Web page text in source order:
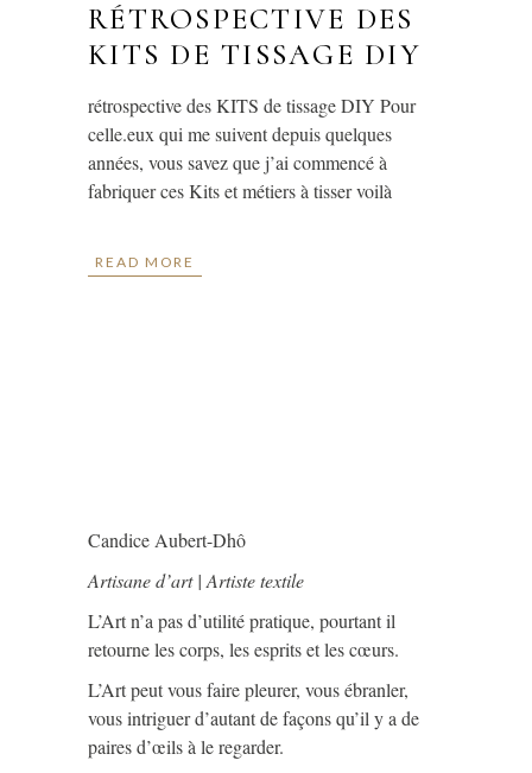
RÉTROSPECTIVE DES
KITS DE TISSAGE DIY
rétrospective des KITS de tissage DIY Pour
celle.eux qui me suivent depuis quelques
années, vous savez que j’ai commencé à
fabriquer ces Kits et métiers à tisser voilà
READ MORE
Candice Aubert-Dhô
Artisane d’art | Artiste textile
L’Art n’a pas d’utilité pratique, pourtant il
retourne les corps, les esprits et les cœurs.
L’Art peut vous faire pleurer, vous ébranler,
vous intriguer d’autant de façons qu’il y a de
paires d’œils à le regarder.